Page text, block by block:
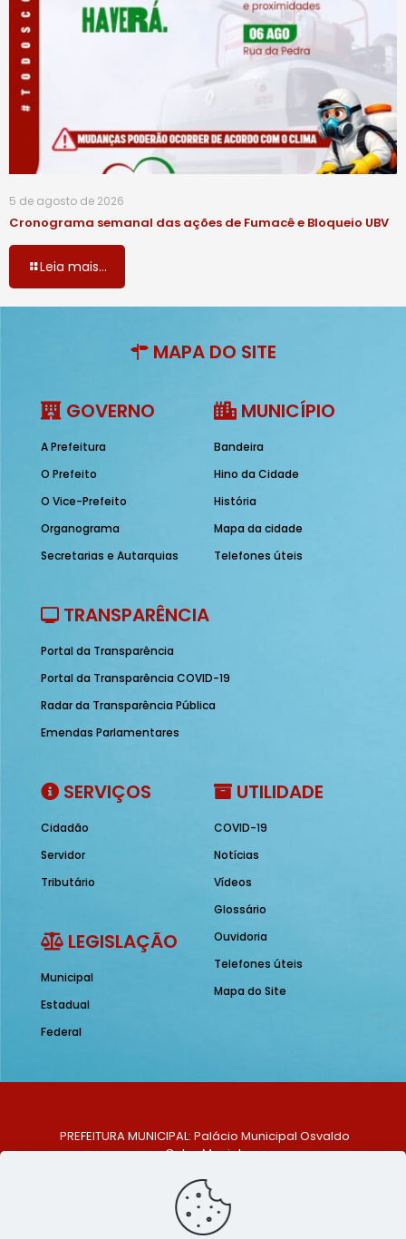
5 de agosto de 2026
Cronograma semanal das ações de Fumacê e Bloqueio UBV
Leia mais...
MAPA DO SITE
GOVERNO
A Prefeitura
O Prefeito
O Vice-Prefeito
Organograma
Secretarias e Autarquias
MUNICÍPIO
Bandeira
Hino da Cidade
História
Mapa da cidade
Telefones úteis
TRANSPARÊNCIA
Portal da Transparência
Portal da Transparência COVID-19
Radar da Transparência Pública
Emendas Parlamentares
SERVIÇOS
Cidadão
Servidor
Tributário
LEGISLAÇÃO
Municipal
Estadual
Federal
UTILIDADE
COVID-19
Notícias
Vídeos
Glossário
Ouvidoria
Telefones úteis
Mapa do Site
PREFEITURA MUNICIPAL: Palácio Municipal Osvaldo
Celso Maciel
Centro, São Bento do Una - PE. CEP: 553370-128
TELEFONE: (81) 99548-1569
E-MAIL: ouvidoria@saobentodouna.pe.gov.br